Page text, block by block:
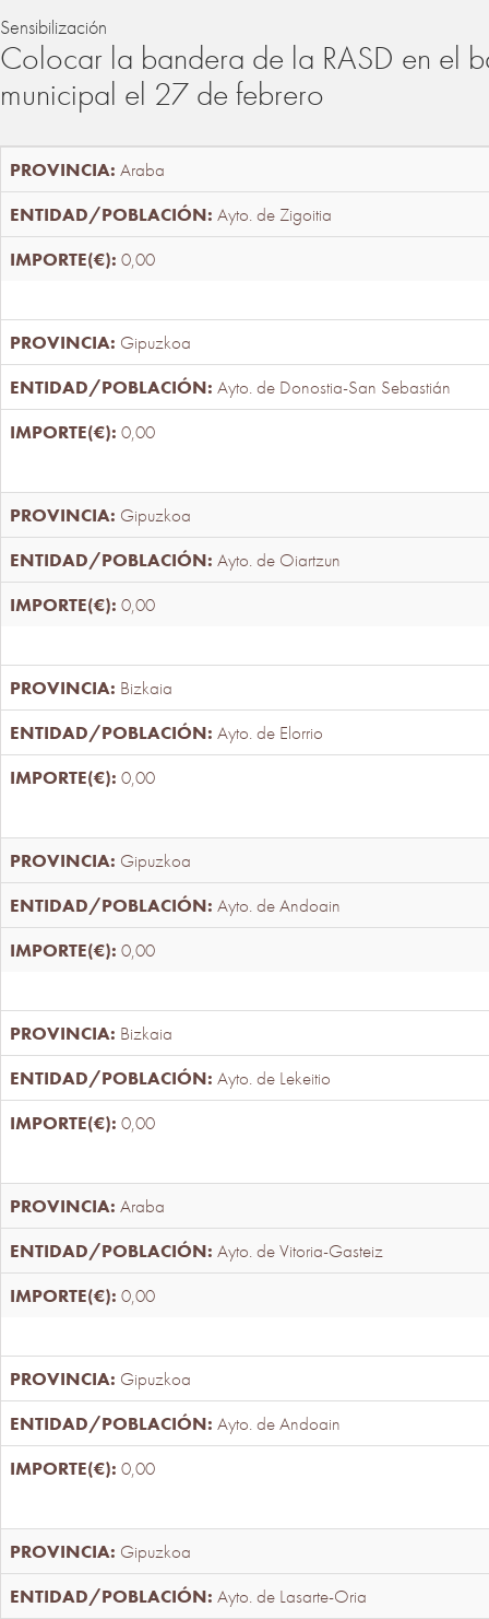
Sensibilización
Colocar la bandera de la RASD en el
municipal el 27 de febrero
Araba
Ayto. de Zigoitia
0,00
Gipuzkoa
Ayto. de Donostia-San Sebastián
0,00
Gipuzkoa
Ayto. de Oiartzun
0,00
Bizkaia
Ayto. de Elorrio
0,00
Gipuzkoa
Ayto. de Andoain
0,00
Bizkaia
Ayto. de Lekeitio
0,00
Araba
Ayto. de Vitoria-Gasteiz
0,00
Gipuzkoa
Ayto. de Andoain
0,00
Gipuzkoa
Ayto. de Lasarte-Oria